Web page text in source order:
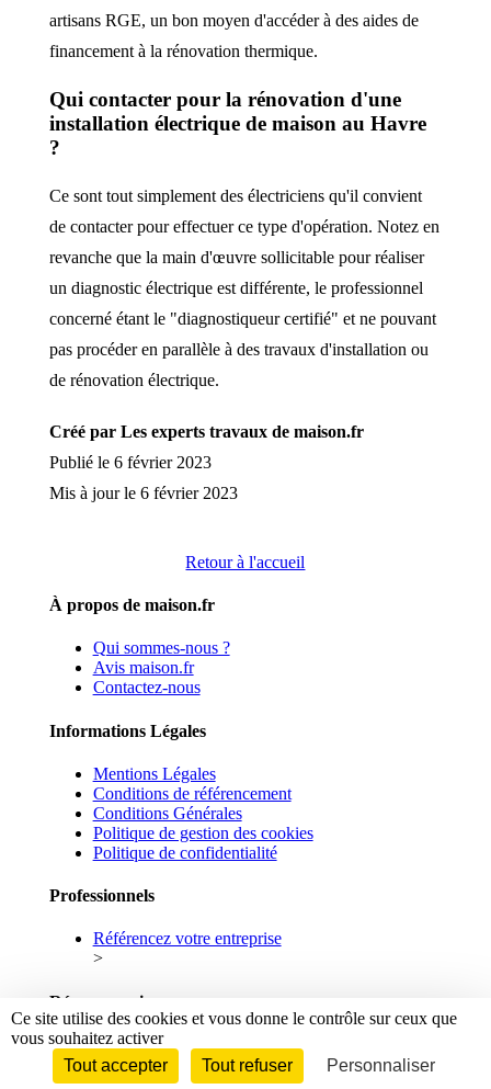
artisans RGE, un bon moyen d'accéder à des aides de
financement à la rénovation thermique.
Qui contacter pour la rénovation d'une
installation électrique de maison au Havre
?
Ce sont tout simplement des électriciens qu'il convient
de contacter pour effectuer ce type d'opération. Notez en
revanche que la main d'œuvre sollicitable pour réaliser
un diagnostic électrique est différente, le professionnel
concerné étant le "diagnostiqueur certifié" et ne pouvant
pas procéder en parallèle à des travaux d'installation ou
de rénovation électrique.
Créé par Les experts travaux de maison.fr
Publié le 6 février 2023
Mis à jour le 6 février 2023
Retour à l'accueil
À propos de maison.fr
Qui sommes-nous ?
Avis maison.fr
Contactez-nous
Informations Légales
Mentions Légales
Conditions de référencement
Conditions Générales
Politique de gestion des cookies
Politique de confidentialité
Professionnels
Référencez votre entreprise
>
Réseaux sociaux
Facebook
Linkedin
Ce site utilise des cookies et vous donne le contrôle sur ceux que
vous souhaitez activer
Tout accepter
Tout refuser Personnaliser